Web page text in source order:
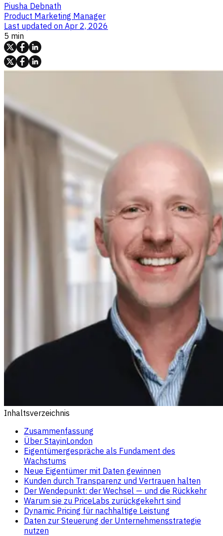
Piusha Debnath
Product Marketing Manager
Last updated on Apr 2, 2026
5 min
Inhaltsverzeichnis
Zusammenfassung
Über StayinLondon
Eigentümergespräche als Fundament des
Wachstums
Neue Eigentümer mit Daten gewinnen
Kunden durch Transparenz und Vertrauen halten
Der Wendepunkt: der Wechsel — und die Rückkehr
Warum sie zu PriceLabs zurückgekehrt sind
Dynamic Pricing für nachhaltige Leistung
Daten zur Steuerung der Unternehmensstrategie
nutzen